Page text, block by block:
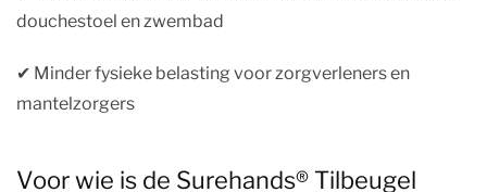
douchestoel en zwembad
✔︎ Minder fysieke belasting voor zorgverleners en
mantelzorgers
Voor wie is de Surehands® Tilbeugel